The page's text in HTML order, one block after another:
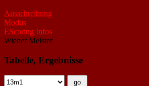
Ausschreibung
Modus
EScoring Infos
Wiener Meister
Tabelle, Ergebnisse